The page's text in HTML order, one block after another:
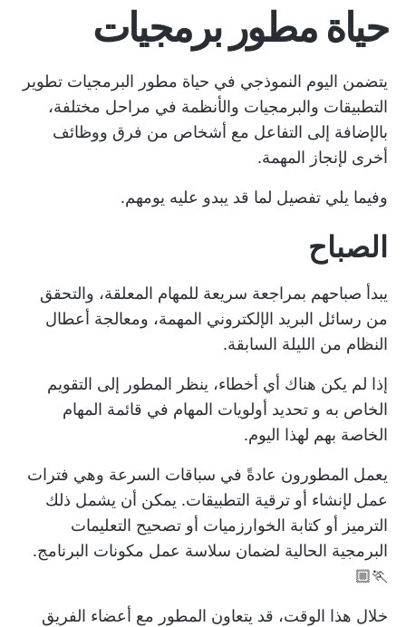
حياة مطور برمجيات
يتضمن اليوم النموذجي في حياة مطور البرمجيات تطوير
التطبيقات والبرمجيات والأنظمة في مراحل مختلفة،
بالإضافة إلى التفاعل مع أشخاص من فرق ووظائف
أخرى لإنجاز المهمة.
وفيما يلي تفصيل لما قد يبدو عليه يومهم.
الصباح
يبدأ صباحهم بمراجعة سريعة للمهام المعلقة، والتحقق
من رسائل البريد الإلكتروني المهمة، ومعالجة أعطال
النظام من الليلة السابقة.
إذا لم يكن هناك أي أخطاء، ينظر المطور إلى التقويم
الخاص به و تحديد أولويات المهام في قائمة المهام
الخاصة بهم لهذا اليوم.
يعمل المطورون عادةً في سباقات السرعة وهي فترات
عمل لإنشاء أو ترقية التطبيقات. يمكن أن يشمل ذلك
الترميز أو كتابة الخوارزميات أو تصحيح التعليمات
البرمجية الحالية لضمان سلاسة عمل مكونات البرنامج.
🏃🏼
خلال هذا الوقت، قد يتعاون المطور مع أعضاء الفريق